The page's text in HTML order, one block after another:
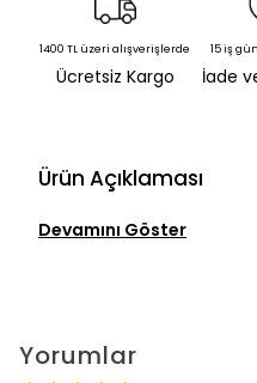
1400 TL üzeri alışverişlerde
Ücretsiz Kargo
15 iş
İade
Ürün Açıklaması
Devamını Göster
Yorumlar